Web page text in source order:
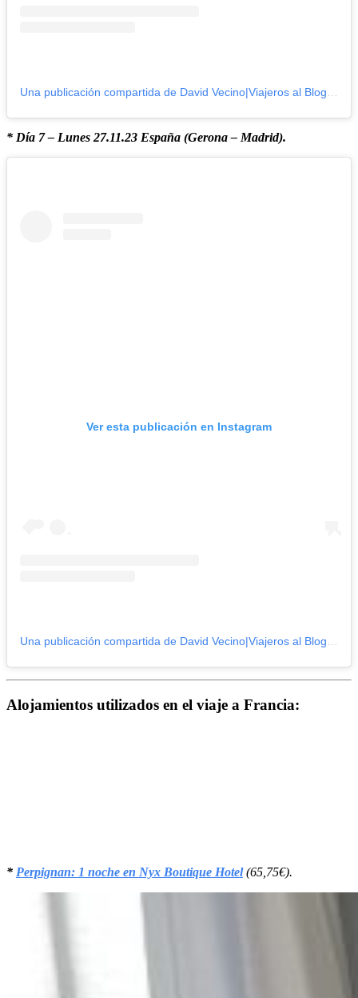
* Día 7 – Lunes 27.11.23 España (Gerona – Madrid).
Ver esta publicación en Instagram
Una publicación compartida de David Vecino|Viajeros al Blog (@viajerosalblog)
Alojamientos utilizados en el viaje a Francia:
* Perpignan: 1 noche en Nyx Boutique Hotel(65,75€).